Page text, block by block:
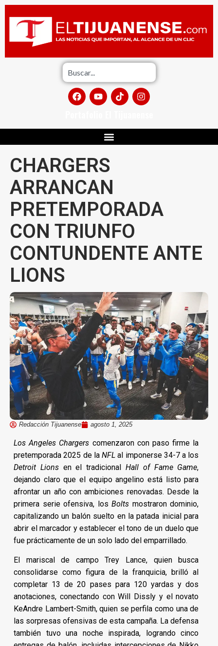
CHARGERS
ARRANCAN
PRETEMPORADA
CON TRIUNFO
CONTUNDENTE ANTE
LIONS
Redacción Tijuanense agosto 1, 2025
Los Angeles Chargers comenzaron con paso firme la
pretemporada 2025 de laNFLal imponerse 34-7 a los
Detroit Lions en el tradicional Hall of Fame Game,
dejando claro que el equipo angelino está listo para
afrontar un año con ambiciones renovadas. Desde la
primera serie ofensiva, losBolts mostraron dominio,
capitalizando un balón suelto en la patada inicial para
abrir el marcador y establecer el tono de un duelo que
fue prácticamente de un solo lado del emparrillado.
El mariscal de campo Trey Lance, quien busca
consolidarse como figura de la franquicia, brilló al
completar 13 de 20 pases para 120 yardas y dos
anotaciones, conectando con Will Dissly y el novato
KeAndre Lambert-Smith, quien se perfila como una de
las sorpresas ofensivas de esta campaña. La defensa
también tuvo una noche inspirada, logrando cinco